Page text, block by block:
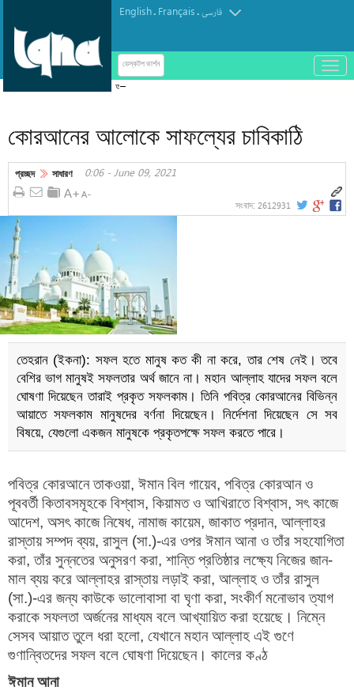
English. Français.فارسی
ডেস্কটপ ভার্শন
باز
و
আরবাঈন পদযাত্রা শান্তি বিস্তারের জনকূটনীতির প্রকাশ
কোরআনের আলোকে সাফল্যের চাবিকাঠি
প্রচ্ছদ সাধারণ 0:06 - June 09, 2021
সংবাদ: 2612931
তেহরান (ইকনা): সফল হতে মানুষ কত কী না করে, তার শেষ নেই। তবে
বেশির ভাগ মানুষই সফলতার অর্থ জানে না। মহান আল্লাহ যাদের সফল বলে
ঘোষণা দিয়েছেন তারাই প্রকৃত সফলকাম। তিনি পবিত্র কোরআনের বিভিন্ন
আয়াতে সফলকাম মানুষদের বর্ণনা দিয়েছেন। নির্দেশনা দিয়েছেন সে সব
বিষয়ে, যেগুলো একজন মানুষকে প্রকৃতপক্ষে সফল করতে পারে।
পবিত্র কোরআনে তাকওয়া, ঈমান বিল গায়েব, পবিত্র কোরআন ও
পূববর্তী কিতাবসমূহকে বিশ্বাস, কিয়ামত ও আখিরাতে বিশ্বাস, সৎ কাজে
আদেশ, অসৎ কাজে নিষেধ, নামাজ কায়েম, জাকাত প্রদান, আল্লাহর
রাস্তায় সম্পদ ব্যয়, রাসুল (সা.)-এর ওপর ঈমান আনা ও তাঁর সহযোগিতা
করা, তাঁর সুন্নতের অনুসরণ করা, শান্তি প্রতিষ্ঠার লক্ষ্যে নিজের জান-
মাল ব্যয় করে আল্লাহর রাস্তায় লড়াই করা, আল্লাহ ও তাঁর রাসুল
(সা.)-এর জন্য কাউকে ভালোবাসা বা ঘৃণা করা, সংকীর্ণ মনোভাব ত্যাগ
করাকে সফলতা অর্জনের মাধ্যম বলে আখ্যায়িত করা হয়েছে। নিম্নে
সেসব আয়াত তুলে ধরা হলো, যেখানে মহান আল্লাহ এই গুণে
গুণান্বিতদের সফল বলে ঘোষণা দিয়েছেন। কালের কণ্ঠ
ঈমান আনা